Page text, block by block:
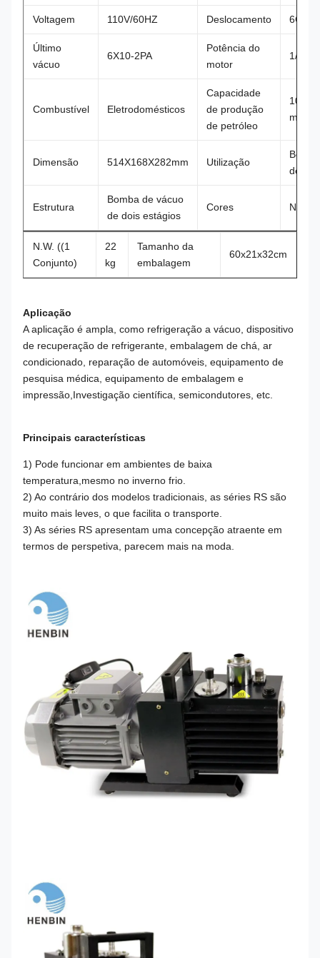
Voltagem 110V/60HZ Deslocamento 6CFM
Último
vácuo
6X10-2PA
Potência do
motor
1/2 CV
Combustível Eletrodomésticos
Capacidade
de produção
de petróleo
1000
ml
Dimensão 514X168X282mm Utilização
de ar
Estrutura
Bomba de vácuo
de dois estágios
Cores Negro
N.W. ((1
Conjunto)
22
kg
Tamanho da
embalagem
60x21x32cm
Aplicação
A aplicação é ampla, como refrigeração a vácuo, dispositivo
de recuperação de refrigerante, embalagem de chá, ar
condicionado, reparação de automóveis, equipamento de
pesquisa médica, equipamento de embalagem e
impressão,Investigação científica, semicondutores, etc.
Principais características
1) Pode funcionar em ambientes de baixa
temperatura,mesmo no inverno frio.
2) Ao contrário dos modelos tradicionais, as séries RS são
muito mais leves, o que facilita o transporte.
3) As séries RS apresentam uma concepção atraente em
termos de perspetiva, parecem mais na moda.